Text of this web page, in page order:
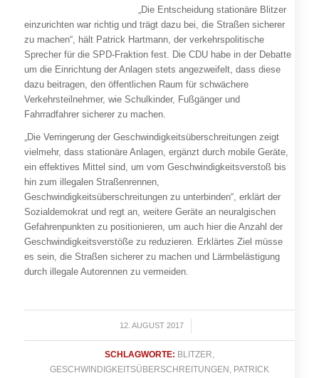
„Die Entscheidung stationäre Blitzer
einzurichten war richtig und trägt dazu bei, die Straßen sicherer
zu machen“, hält Patrick Hartmann, der verkehrspolitische
Sprecher für die SPD-Fraktion fest. Die CDU habe in der Debatte
um die Einrichtung der Anlagen stets angezweifelt, dass diese
dazu beitragen, den öffentlichen Raum für schwächere
Verkehrsteilnehmer, wie Schulkinder, Fußgänger und
Fahrradfahrer sicherer zu machen.
„Die Verringerung der Geschwindigkeitsüberschreitungen zeigt
vielmehr, dass stationäre Anlagen, ergänzt durch mobile Geräte,
ein effektives Mittel sind, um vom Geschwindigkeitsverstoß bis
hin zum illegalen Straßenrennen,
Geschwindigkeitsüberschreitungen zu unterbinden“, erklärt der
Sozialdemokrat und regt an, weitere Geräte an neuralgischen
Gefahrenpunkten zu positionieren, um auch hier die Anzahl der
Geschwindigkeitsverstöße zu reduzieren. Erklärtes Ziel müsse
es sein, die Straßen sicherer zu machen und Lärmbelästigung
durch illegale Autorennen zu vermeiden.
12. AUGUST 2017
/
SCHLAGWORTE: BLITZER
GESCHWINDIGKEITSÜBERSCHREITUNGEN
PATRICK